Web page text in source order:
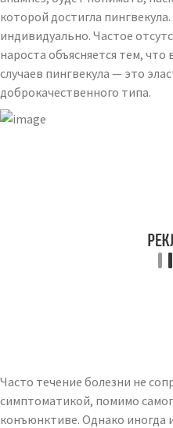
которой достигла
индивидуально. Частое
нароста объясняется тем,
случаев пингвекула — это
доброкачественного типа.
Часто течение болезни не
симптоматикой, помимо
конъюнктиве. Однако иногда